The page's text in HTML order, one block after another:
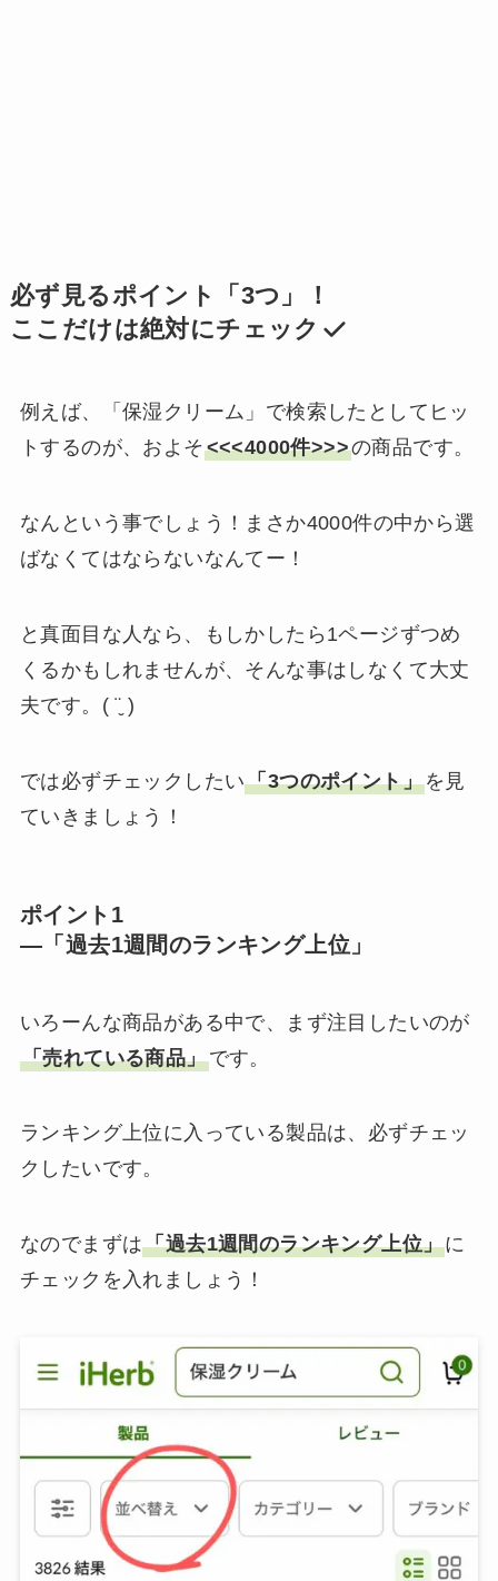
必ず見るポイント「3つ」！
ここだけは絶対にチェック
例えば、「保湿クリーム」で検索したとしてヒッ
トするのが、およそ<<<4000件>>>の商品です。
なんという事でしょう！まさか4000件の中から選
ばなくてはならないなんてー！
と真面目な人なら、もしかしたら1ページずつめ
くるかもしれませんが、そんな事はしなくて大丈
夫です。( ¨̮ )
では必ずチェックしたい「3つのポイント」を見
ていきましょう！
ポイント1
—「過去1週間のランキング上位」
いろーんな商品がある中で、まず注目したいのが
「売れている商品」です。
ランキング上位に入っている製品は、必ずチェッ
クしたいです。
なのでまずは「過去1週間のランキング上位」に
チェックを入れましょう！